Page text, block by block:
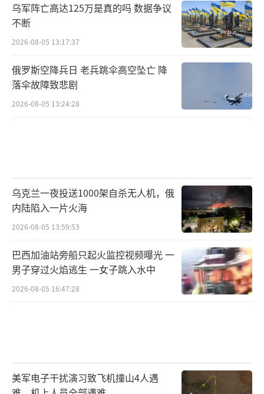
乌军阵亡高达125万是真的吗 数据争议
不断
2026-08-05 13:17:37
俄罗斯空降兵日 老兵跳伞高空坠亡 降
落伞故障致悲剧
2026-08-05 13:24:28
乌克兰一夜投送1000架自杀无人机，俄
内陆陷入一片火海
2026-08-05 13:59:53
巴西加油站旁船只起火监控视频曝光 一
男子穿过火焰逃生 一女子跳入水中
2026-08-05 16:47:28
美军电子干扰演习致飞机撞山4人遇